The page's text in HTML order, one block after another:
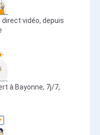
vidéo, depuis
à Bayonne, 7j/7,